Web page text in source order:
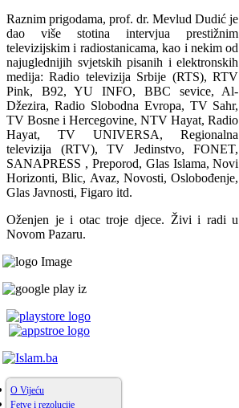
Raznim prigodama, prof. dr. Mevlud Dudić je
dao više stotina intervjua prestižnim
televizijskim i radiostanicama, kao i nekim od
najuglednijih svjetskih pisanih i elektronskih
medija: Radio televizija Srbije (RTS), RTV
Pink, B92, YU INFO, BBC sevice, Al-
Džezira, Radio Slobodna Evropa, TV Sahr,
TV Bosne i Hercegovine, NTV Hayat, Radio
Hayat, TV UNIVERSA, Regionalna
televizija (RTV), TV Jedinstvo, FONET,
SANAPRESS , Preporod, Glas Islama, Novi
Horizonti, Blic, Avaz, Novosti, Oslobođenje,
Glas Javnosti, Figaro itd.
Oženjen je i otac troje djece. Živi i radi u
Novom Pazaru.
O Vijeću
Fetve i rezolucije